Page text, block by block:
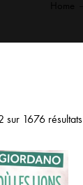
1676 résultats